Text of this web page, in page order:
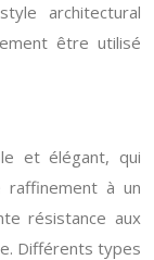
architectural
être utilisé
et élégant, qui
raffinement à un
résistance aux
Différents types